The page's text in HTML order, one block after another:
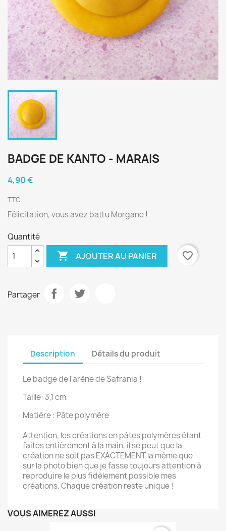
BADGE DE KANTO - MARAIS
4,90 €
TTC
Félicitation, vous avez battu Morgane !
Quantité
 AJOUTER AU PANIER favorite_border
Partager
Description Détails du produit
Le badge de l'arène de Safrania !
Taille: 3,1 cm
Matière : Pâte polymère
Attention, les créations en pâtes polymères étant
faites entièrement à la main, il se peut que la
création ne soit pas EXACTEMENT la même que
sur la photo bien que je fasse toujours attention à
reproduire le plus fidèlement possible mes
créations. Chaque création reste unique !
VOUS AIMEREZ AUSSI